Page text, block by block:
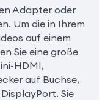
Adapter oder
Um die in Ihrem
auf einem
Sie eine große
HDMI,
auf Buchse,
Sie